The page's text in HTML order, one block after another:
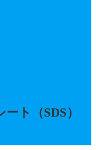
ト（SDS）